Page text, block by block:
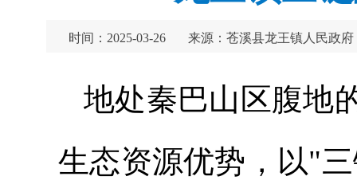
时间：2025-03-26 来源：苍溪县龙王镇人民政府
地处秦巴山区腹地
生态资源优势，以"